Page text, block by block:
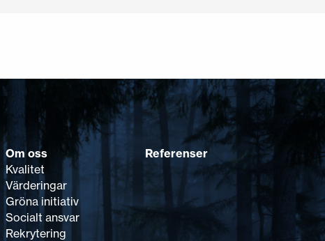
Om oss
Kvalitet
Värderingar
Gröna initiativ
Socialt ansvar
Rekrytering
Referenser